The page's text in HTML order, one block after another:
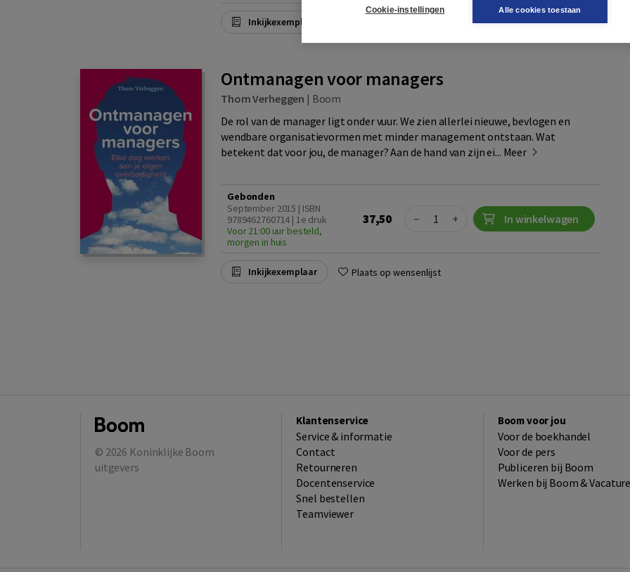
Inkijkexemplaar
Ontmanagen voor managers
Thom Verheggen | Boom
De rol van de manager ligt onder vuur. We zien allerlei nieuwe, bevlogen en
wendbare organisatievormen met minder management ontstaan. Wat
betekent dat voor jou, de manager? Aan de hand van zijn ei... Meer
Gebonden
September 2015 | ISBN
9789462760714 | 1e druk
Voor 21:00 uur besteld,
morgen in huis
37,50 Quantity
− + In winkelwagen
Inkijkexemplaar Plaats op wensenlijst
© 2026 Koninklijke Boom
uitgevers
Klantenservice
Service & informatie
Contact
Retourneren
Docentenservice
Snel bestellen
Teamviewer
Boom voor jou
Voor de boekhandel
Voor de pers
Publiceren bij Boom
Werken bij Boom &
Cookie-instellingen Alle cookies toestaan